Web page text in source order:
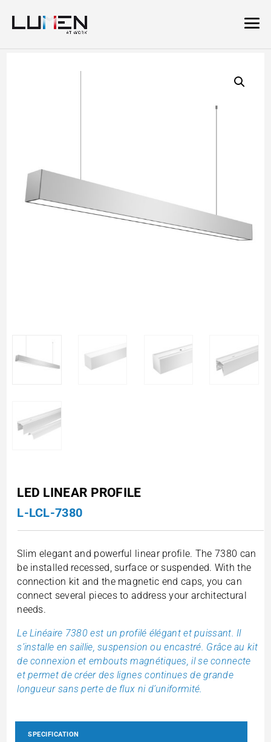
LED LINEAR PROFILE
L-LCL-7380
Slim elegant and powerful linear profile. The 7380 can
be installed recessed, surface or suspended. With the
connection kit and the magnetic end caps, you can
connect several pieces to address your architectural
needs.
Le Linéaire 7380 est un profilé élégant et puissant. Il
s’installe en saillie, suspension ou encastré. Grâce au kit
de connexion et embouts magnétiques, il se connecte
et permet de créer des lignes continues de grande
longueur sans perte de flux ni d’uniformité.
SPECIFICATION